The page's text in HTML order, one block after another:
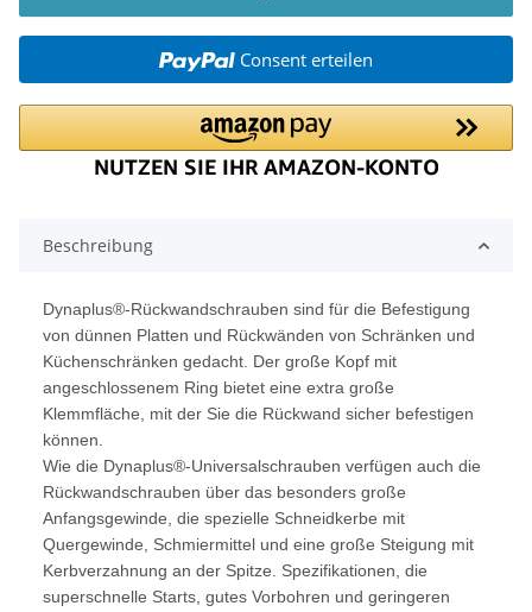
Consent erteilen
Beschreibung
Dynaplus®-Rückwandschrauben sind für die Befestigung
von dünnen Platten und Rückwänden von Schränken und
Küchenschränken gedacht. Der große Kopf mit
angeschlossenem Ring bietet eine extra große
Klemmfläche, mit der Sie die Rückwand sicher befestigen
können.
Wie die Dynaplus®-Universalschrauben verfügen auch die
Rückwandschrauben über das besonders große
Anfangsgewinde, die spezielle Schneidkerbe mit
Quergewinde, Schmiermittel und eine große Steigung mit
Kerbverzahnung an der Spitze. Spezifikationen, die
superschnelle Starts, gutes Vorbohren und geringeren